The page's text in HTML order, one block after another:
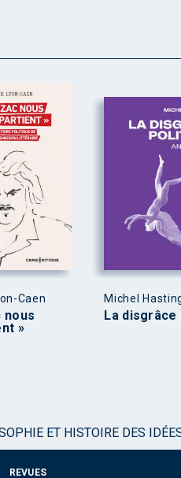
Caen
nous
»
Michel
La disgrâce
ET HISTOIRE DES
REVUES